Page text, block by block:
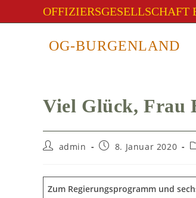
Inhalt
OFFIZIERSGESELLSCHAFT
OG-BURGENLAND
Blog
Viel Glück, Frau
Beitrags-
admin
Beitrag8. Januar 2020
Zum Regierungsprogramm und